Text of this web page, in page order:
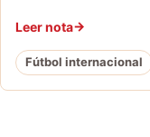
Leer nota
Fútbol internacional